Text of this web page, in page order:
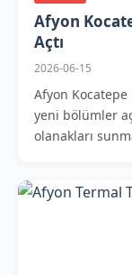
Afyon
Açtı
2026-06-15
Afyon
yeni bölümler
olanakları